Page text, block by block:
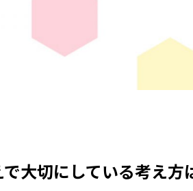
大切にしている考え方